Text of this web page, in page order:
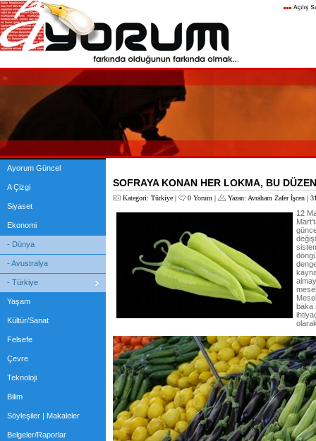
Ayorum Güncel
A Çizgi
Siyaset
Ekonomi
- Dünya
- Avustralya
- Türkiye
Yaşam
Kültür/Sanat
Felsefe
Çevre
Teknoloji
Bilim
Söyleşiler | Makaleler
Belgeler/Raporlar
SOFRAYA KONAN HER LOKMA, BU
Kategori: Türkiye | 0 Yorum | Yazan: Avraham Zafer İşcen |
12
baka